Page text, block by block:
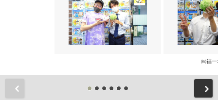
㈱福一